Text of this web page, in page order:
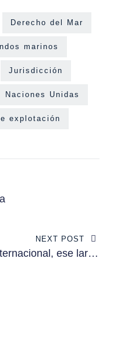
Derecho del Mar
marinos
Jurisdicción
Naciones Unidas
explotación
NEXT POST
ese largo